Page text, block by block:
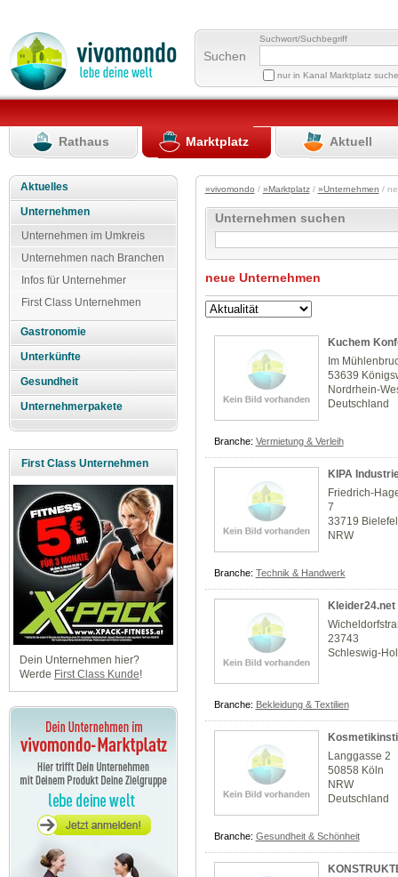
Suchen
Suchwort/Suchbegriff
nur in Kanal Marktplatz
Rathaus Marktplatz Aktuell
Aktuelles
Unternehmen
Unternehmen im Umkreis
Unternehmen nach Branchen
Infos für Unternehmer
First Class Unternehmen
Gastronomie
Unterkünfte
Gesundheit
Unternehmerpakete
First Class Unternehmen
Dein Unternehmen hier?
Werde First Class Kunde!
»vivomondo / »Marktplatz/ »Unternehmen /
Unternehmen suchen
neue Unternehmen
Kuchem
Im
53639
Nordrhein-
Deutschland
Branche: Vermietung & Verleih
KIPA
Friedrich-
7
33719
NRW
Branche: Technik & Handwerk
Kleider24.net
23743
Schleswig-
Branche: Bekleidung & Textilien
Langgasse 2
50858 Köln
NRW
Deutschland
Branche: Gesundheit & Schönheit